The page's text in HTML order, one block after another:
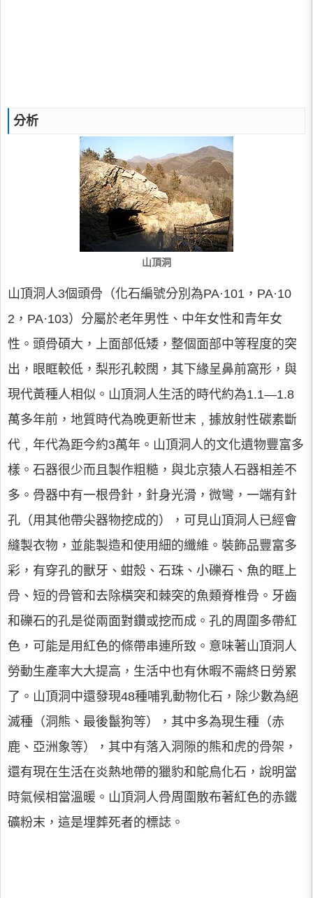
分析
山頂洞
山頂洞人3個頭骨（化石編號分別為PA·101，PA·10
2，PA·103）分屬於老年男性、中年女性和青年女
性。頭骨碩大，上面部低矮，整個面部中等程度的突
出，眼眶較低，梨形孔較闊，其下緣呈鼻前窩形，與
現代黃種人相似。山頂洞人生活的時代約為1.1—1.8
萬多年前，地質時代為晚更新世末﹐據放射性碳素斷
代﹐年代為距今約3萬年。山頂洞人的文化遺物豐富多
樣。石器很少而且製作粗糙，與北京猿人石器相差不
多。骨器中有一根骨針，針身光滑，微彎，一端有針
孔（用其他帶尖器物挖成的），可見山頂洞人已經會
縫製衣物，並能製造和使用細的纖維。裝飾品豐富多
彩，有穿孔的獸牙、蚶殼、石珠、小礫石、魚的眶上
骨、短的骨管和去除橫突和棘突的魚類脊椎骨。牙齒
和礫石的孔是從兩面對鑽或挖而成。孔的周圍多帶紅
色，可能是用紅色的條帶串連所致。意味著山頂洞人
勞動生產率大大提高，生活中也有休暇不需終日勞累
了。山頂洞中還發現48種哺乳動物化石，除少數為絕
滅種（洞熊、最後鬣狗等），其中多為現生種（赤
鹿、亞洲象等），其中有落入洞隙的熊和虎的骨架，
還有現在生活在炎熱地帶的獵豹和鴕鳥化石，說明當
時氣候相當溫暖。山頂洞人骨周圍散布著紅色的赤鐵
礦粉末，這是埋葬死者的標誌。